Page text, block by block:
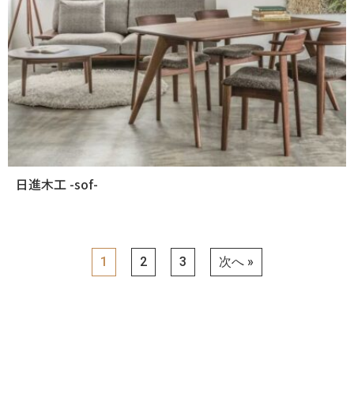
日進木工 -sof-
1 2 3 次へ »